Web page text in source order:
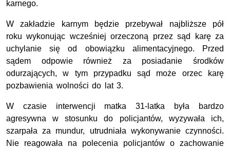
karnego.
W zakładzie karnym będzie przebywał najbliższe pół
roku wykonując wcześniej orzeczoną przez sąd karę za
uchylanie się od obowiązku alimentacyjnego. Przed
sądem odpowie również za posiadanie środków
odurzających, w tym przypadku sąd może orzec karę
pozbawienia wolności do lat 3.
W czasie interwencji matka 31-latka była bardzo
agresywna w stosunku do policjantów, wyzywała ich,
szarpała za mundur, utrudniała wykonywanie czynności.
Nie reagowała na polecenia policjantów o zachowanie